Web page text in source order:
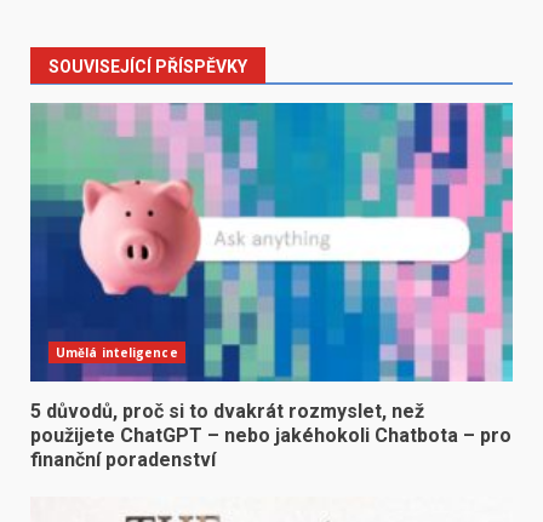
SOUVISEJÍCÍ PŘÍSPĚVKY
Umělá inteligence
5 důvodů, proč si to dvakrát rozmyslet, než
použijete ChatGPT – nebo jakéhokoli Chatbota – pro
finanční poradenství